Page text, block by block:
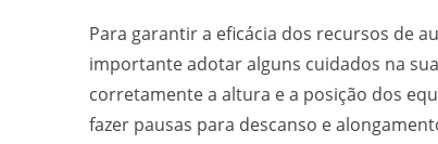
Para garantir a eficácia dos recursos de
importante adotar alguns cuidados na
corretamente a altura e a posição dos
fazer pausas para descanso e